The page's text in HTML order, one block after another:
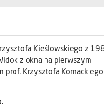
Kieślowskiego z
z okna na pierwszym
Krzysztofa Kornackiego